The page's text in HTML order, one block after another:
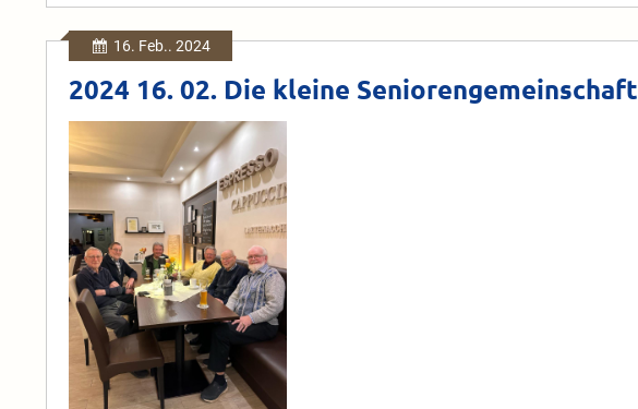
16. Feb.. 2024
2024 16. 02. Die kleine Seniorengemeinschaft
16.
02.
Die
kleine
Seniorengemeinschaft